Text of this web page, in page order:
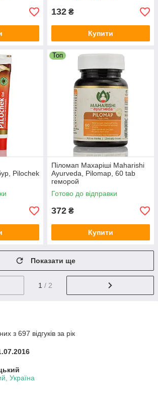
132 ₴
Купити
Pilochek
Топ
Піломап Махаріші Maharishi
Ayurveda, Pilomap, 60 tab
геморой
Готово до відправки
372 ₴
Купити
Показати ще
1 / 2
з 697 відгуків за рік
Україна